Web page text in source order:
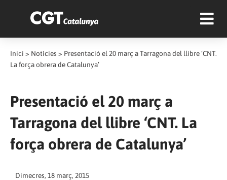
Inici > Notícies > Presentació el 20 març a Tarragona del llibre ‘CNT.
La força obrera de Catalunya’
Presentació el 20 març a
Tarragona del llibre ‘CNT. La
força obrera de Catalunya’
Dimecres, 18 març, 2015